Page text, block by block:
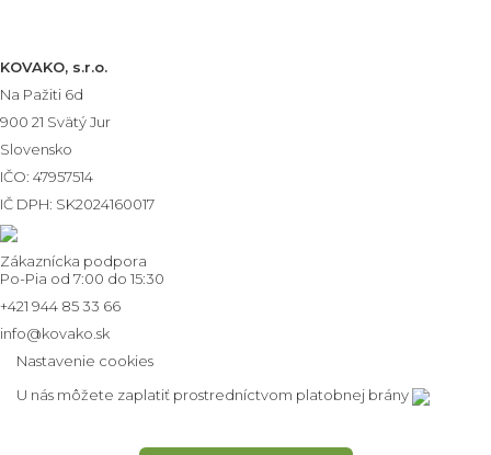
KOVAKO, s.r.o.
Na Pažiti 6d
900 21 Svätý Jur
Slovensko
IČO: 47957514
IČ DPH: SK2024160017
Zákaznícka podpora
Po-Pia od 7:00 do 15:30
+421 944 85 33 66
info@kovako.sk
Nastavenie cookies
U nás môžete zaplatiť prostredníctvom platobnej brány